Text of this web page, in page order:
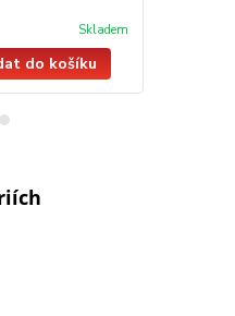
Skladem
do košíku